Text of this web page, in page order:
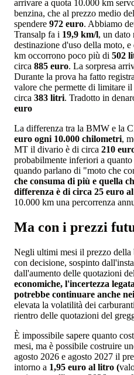
arrivare a quota 10.000 km
benzina, che al prezzo medio
spendere 972 euro. Abbiamo
Transalp fa i 19,9 km/l, un dato
destinazione d'uso della moto,
km occorrono poco più di 502
circa 885 euro. La sorpresa
Durante la prova ha fatto
valore che permette di limitare
circa 383 litri. Tradotto in
euro
La differenza tra la BMW e la
euro ogni 10.000 chilometri,
MT il divario è di circa 210
probabilmente inferiori a
quando parlano di "moto che
che consuma di più e quella
differenza è di circa 25 euro al
10.000 km una percorrenza
Ma con i prezzi
Negli ultimi mesi il prezzo della
con decisione, sospinto
dall'aumento delle quotazioni
economiche, l'incertezza
potrebbe continuare anche
elevata la volatilità dei
rientro delle quotazioni del
È impossibile sapere quanto
mesi, ma è possibile costruire
agosto 2026 e agosto 2027 il
intorno a 1,95 euro al litro (